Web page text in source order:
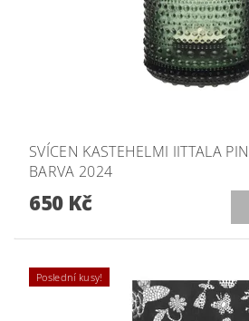
SVÍCEN KASTEHELMI IITTALA
BARVA 2024
650 Kč
Poslední kusy!